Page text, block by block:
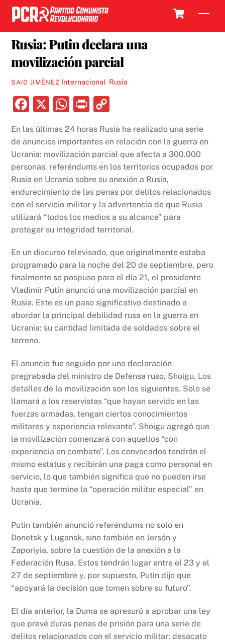
Skip
content
Rusia: Putin declara una
movilización parcial
SAID JIMÉNEZ Internacional Rusia
F
c
e
b
o
o
k
X
W
at
s
A
p
p
P
nt p
y
Li
n
k
En las últimas 24 horas Rusia ha realizado una serie
de anuncios importantes en relación con la guerra en
Ucrania: movilización parcial que afecta a 300.000
personas, referéndums en los territorios ocupados por
Rusia en Ucrania sobre su anexión a Rusia,
endurecimiento de las penas por delitos relacionados
con el servicio militar y la advertencia de que Rusia
utilizará “todos los medios a su alcance” para
proteger su integridad territorial.
En un discurso televisado, que originalmente estaba
programado para la noche del 20 de septiembre, pero
finalmente se pospuso para el día 21, el presidente
Vladimir Putin anunció una movilización parcial en
Rusia. Este es un paso significativo destinado a
abordar la principal debilidad rusa en la guerra en
Ucrania: su cantidad limitada de soldados sobre el
terreno.
El anuncio fue seguido por una declaración
pregrabada del ministro de Defensa ruso, Shoigu. Los
detalles de la movilización son los siguientes. Solo se
llamará a los reservistas “que hayan servido en las
fuerzas armadas, tengan ciertos conocimientos
militares y experiencia relevante”. Shoigu agregó que
la movilización comenzará con aquellos “con
experiencia en combate”. Los convocados tendrán el
mismo estatus y recibirán una paga como personal en
servicio, lo que también significa que no pueden irse
hasta que termine la “operación militar especial” en
Ucrania.
Putin también anunció referéndums no solo en
Donetsk y Lugansk, sino también en Jersón y
Zaporiyia, sobre la cuestión de la anexión a la
Federación Rusa. Estos tendrán lugar entre el 23 y el
27 de septiembre y, por supuesto, Putin dijo que
“apoyará la decisión que tomen sobre su futuro”.
El día anterior, la Duma se apresuró a aprobar una ley
que prevé duras penas de prisión para una serie de
delitos relacionados con el servicio militar: desacato